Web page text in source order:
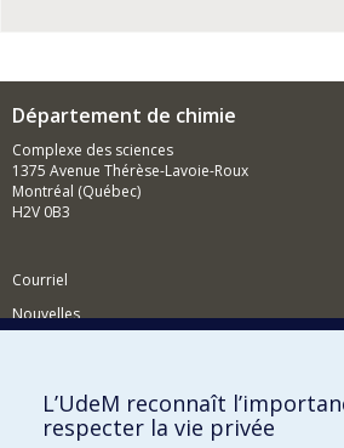
Département de chimie
Complexe des sciences
1375 Avenue Thérèse-Lavoie-Roux
Montréal (Québec)
H2V 0B3
Courriel
Nouvelles
Comment soutenir le Département?
BESOIN D'AIDE?
L’UdeM reconnaît
respecter la vie privée